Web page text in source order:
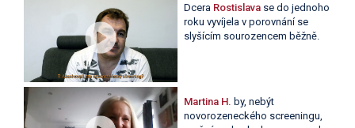
Dcera Rostislava se do jednoho
roku vyvíjela v porovnání se
slyšícím sourozencem běžně.
Martina H. by, nebýt
novorozeneckého screeningu,